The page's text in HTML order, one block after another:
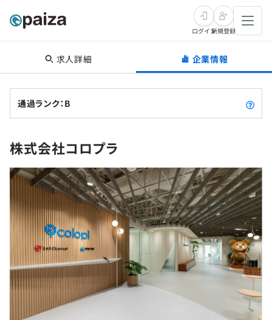
転職・キャリア
転職成功ガイド
転職エージェント
インタビュー
転職成功ガイド
新卒就活
求人検索
本選考
インターン
新卒エージェント
イベント・セミナー
インタビュー
学習
講座一覧
問題集
ナレッジ
スキルチェック
プログラミング言語
評価結果一覧
再チャレンジ結果一覧
ゲーム・マンガ
Tech Team Journal
paizaとは？
ログイン新規登録
求人詳細 企業情報
通過ランク：B
株式会社コロプラ